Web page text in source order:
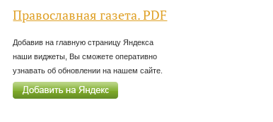
Православная газета. PDF
Добавив на главную страницу Яндекса
наши виджеты, Вы сможете оперативно
узнавать об обновлении на нашем сайте.